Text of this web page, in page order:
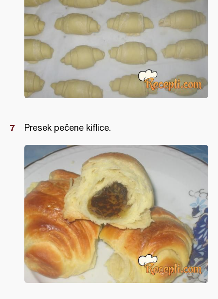
Presek pečene kiflice.